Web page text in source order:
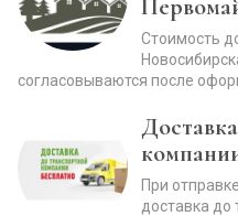
Стоимость
согласовываются после
При
доставка до